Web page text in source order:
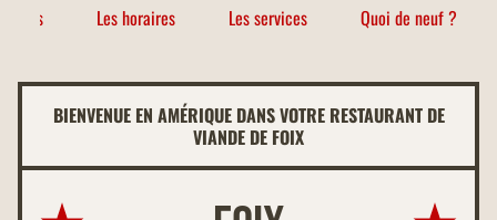
Les horaires Les services Quoi de neuf ?
BIENVENUE EN AMÉRIQUE DANS VOTRE RESTAURANT DE
VIANDE DE FOIX